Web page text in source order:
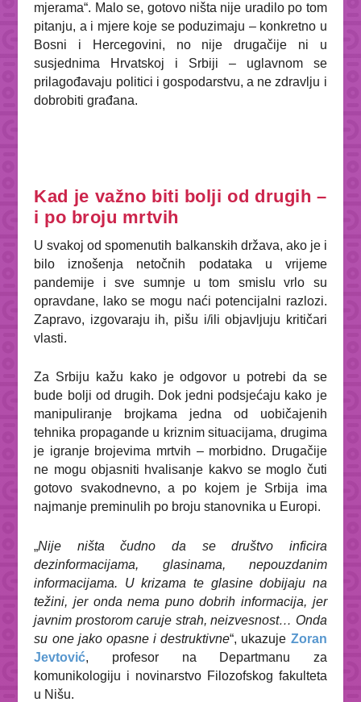
mjerama“. Malo se, gotovo ništa nije uradilo po tom
pitanju, a i mjere koje se poduzimaju – konkretno u
Bosni i Hercegovini, no nije drugačije ni u
susjednima Hrvatskoj i Srbiji – uglavnom se
prilagođavaju politici i gospodarstvu, a ne zdravlju i
dobrobiti građana.
Kad je važno biti bolji od drugih –
i po broju mrtvih
U svakoj od spomenutih balkanskih država, ako je i
bilo iznošenja netočnih podataka u vrijeme
pandemije i sve sumnje u tom smislu vrlo su
opravdane, lako se mogu naći potencijalni razlozi.
Zapravo, izgovaraju ih, pišu i/ili objavljuju kritičari
vlasti.
Za Srbiju kažu kako je odgovor u potrebi da se
bude bolji od drugih. Dok jedni podsjećaju kako je
manipuliranje brojkama jedna od uobičajenih
tehnika propagande u kriznim situacijama, drugima
je igranje brojevima mrtvih – morbidno. Drugačije
ne mogu objasniti hvalisanje kakvo se moglo čuti
gotovo svakodnevno, a po kojem je Srbija ima
najmanje preminulih po broju stanovnika u Europi.
„Nije ništa čudno da se društvo inficira
dezinformacijama, glasinama, nepouzdanim
informacijama. U krizama te glasine dobijaju na
težini, jer onda nema puno dobrih informacija, jer
javnim prostorom caruje strah, neizvesnost… Onda
su one jako opasne i destruktivne“, ukazuje Zoran
Jevtović, profesor na Departmanu za
komunikologiju i novinarstvo Filozofskog fakulteta
u Nišu.